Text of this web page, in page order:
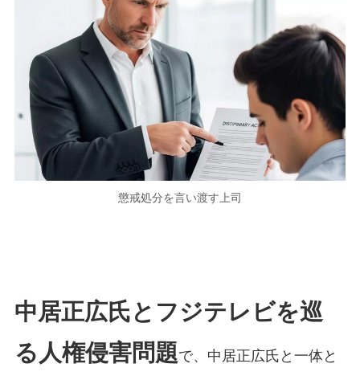
懲戒処分を言い渡す上司
中居正広氏とフジテレビを巡
る人権侵害問題で、中居正広氏と一体と